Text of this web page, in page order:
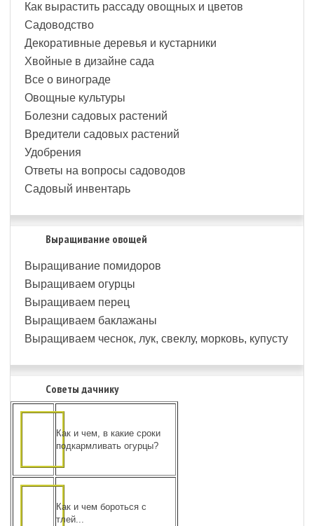
Как вырастить рассаду овощных и цветов
Садоводство
Декоративные деревья и кустарники
Хвойные в дизайне сада
Все о винограде
Овощные культуры
Болезни садовых растений
Вредители садовых растений
Удобрения
Ответы на вопросы садоводов
Садовый инвентарь
Выращивание овощей
Выращивание помидоров
Выращиваем огурцы
Выращиваем перец
Выращиваем баклажаны
Выращиваем чеснок, лук, свеклу, морковь, купусту
Советы дачнику
Как и чем, в какие сроки
подкармливать огурцы?
Как и чем бороться с
тлей...